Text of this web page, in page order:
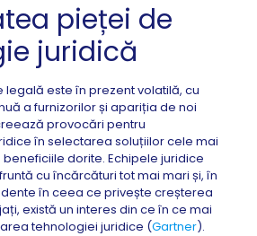
pieței de
juridică
este în prezent volatilă, cu
a furnizorilor și apariția de noi
provocări pentru
în selectarea soluțiilor cele mai
dorite. Echipele juridice
cu încărcături tot mai mari și, în
în ceea ce privește creșterea
există un interes din ce în ce mai
tehnologiei juridice (Gartner).